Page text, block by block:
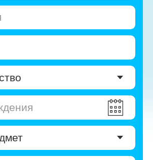
обработку персональных
наполучение рекламы